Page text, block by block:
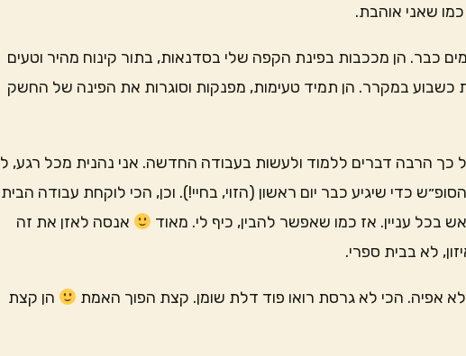
שאני אוהבת.
כבר. הן מככבות בפינת הקפה שלי בסדנאות, בתור קינוח מהיר וטעים
כשבוע במקרר. הן תמיד טעימות, מפנקות וסוגרות את הפינה של החשק
כך הרבה דברים ללמוד ולעשות בעבודה החדשה. אני נהנית מכל רגע,
כדי שיגיע כבר יום ראשון (הזוי, בחיי!). וכן, הכי לוקחת עבודה
בכל עניין. אז כמו שאפשר להבין, כיף לי. מאוד
אנסה לאזן את זה
לא בבית ספרי.
ללא אפיה. הכי לא גרסת רואו פוד דלת שומן. קצת הפוך האמת
הן קצת